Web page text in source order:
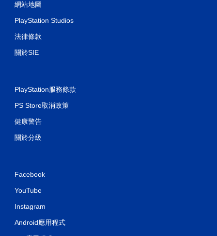
網站地圖
PlayStation Studios
法律條款
關於SIE
PlayStation服務條款
PS Store取消政策
健康警告
關於分級
Facebook
YouTube
Instagram
Android應用程式